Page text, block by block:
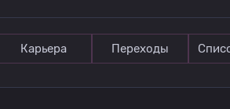
Карьера Переходы